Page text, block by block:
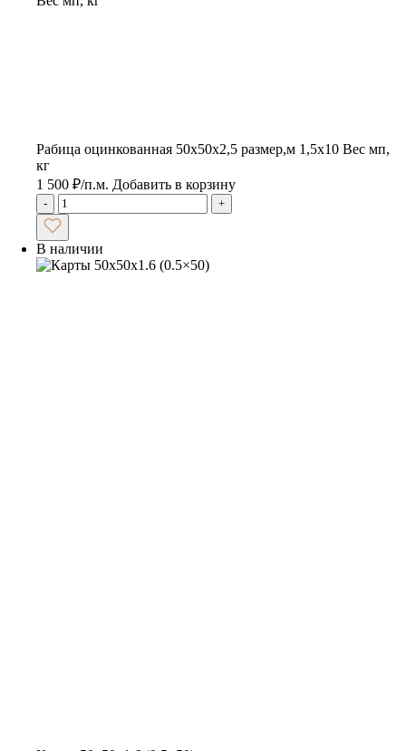
Рабица оцинкованная 50х50х2,5 размер,м 1,5х10 Вес мп,
кг
1 500 ₽/п.м. Добавить в корзину
- +
В наличии